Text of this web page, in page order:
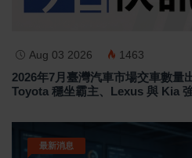
Aug 03 2026 1463
2026年7月臺灣汽車市場交車數量
Toyota 穩坐霸主、Lexus 與 Kia
最新消息